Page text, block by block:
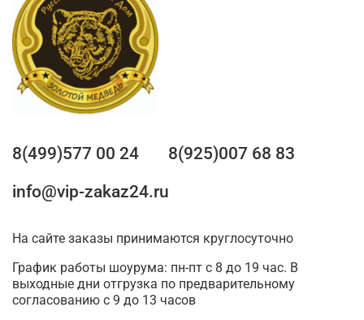
8(499)577 00 24
8(925)007 68 83
info@vip-zakaz24.ru
На сайте заказы принимаются круглосуточно
График работы шоурума: пн-пт с 8 до 19 час. В
выходные дни отгрузка по предварительному
согласованию с 9 до 13 часов